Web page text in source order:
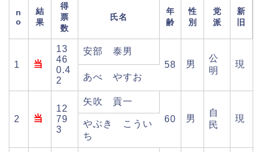
n
o
結
果
得
票
数
氏名
年
齢
性
別
党
派
新
旧
1 当
13
46
0.4
2
安部 泰男
58
男
公
明
現
あべ やすお
2 当
12
79
3
矢吹 貢一
60
男
自
民
現
やぶき こうい
ち